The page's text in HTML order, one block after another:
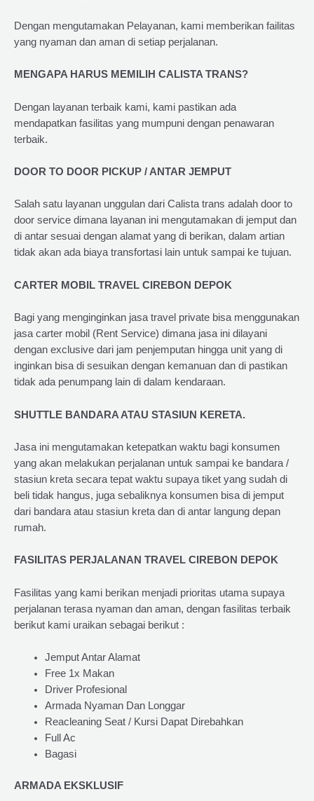
Dengan mengutamakan Pelayanan, kami memberikan failitas
yang nyaman dan aman di setiap perjalanan.
MENGAPA HARUS MEMILIH CALISTA TRANS?
Dengan layanan terbaik kami, kami pastikan ada
mendapatkan fasilitas yang mumpuni dengan penawaran
terbaik.
DOOR TO DOOR PICKUP / ANTAR JEMPUT
Salah satu layanan unggulan dari Calista trans adalah door to
door service dimana layanan ini mengutamakan di jemput dan
di antar sesuai dengan alamat yang di berikan, dalam artian
tidak akan ada biaya transfortasi lain untuk sampai ke tujuan.
CARTER MOBIL TRAVEL CIREBON DEPOK
Bagi yang menginginkan jasa travel private bisa menggunakan
jasa carter mobil (Rent Service) dimana jasa ini dilayani
dengan exclusive dari jam penjemputan hingga unit yang di
inginkan bisa di sesuikan dengan kemanuan dan di pastikan
tidak ada penumpang lain di dalam kendaraan.
SHUTTLE BANDARA ATAU STASIUN KERETA.
Jasa ini mengutamakan ketepatkan waktu bagi konsumen
yang akan melakukan perjalanan untuk sampai ke bandara /
stasiun kreta secara tepat waktu supaya tiket yang sudah di
beli tidak hangus, juga sebaliknya konsumen bisa di jemput
dari bandara atau stasiun kreta dan di antar langung depan
rumah.
FASILITAS PERJALANAN TRAVEL CIREBON DEPOK
Fasilitas yang kami berikan menjadi prioritas utama supaya
perjalanan terasa nyaman dan aman, dengan fasilitas terbaik
berikut kami uraikan sebagai berikut :
Jemput Antar Alamat
Free 1x Makan
Driver Profesional
Armada Nyaman Dan Longgar
Reacleaning Seat / Kursi Dapat Direbahkan
Full Ac
Bagasi
ARMADA EKSKLUSIF